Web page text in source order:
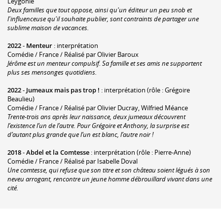
Deux familles que tout oppose, ainsi qu'un éditeur un peu snob et
l'influenceuse qu'il souhaite publier, sont contraints de partager une
sublime maison de vacances.
2022- Menteur : interprétation
Comédie / France / Réalisé par Olivier Baroux
Jérôme est un menteur compulsif. Sa famille et ses amis ne supportent
plus ses mensonges quotidiens.
2022- Jumeaux mais pas trop ! : interprétation (rôle : Grégoire
Beaulieu)
Comédie / France / Réalisé par Olivier Ducray, Wilfried Méance
Trente-trois ans après leur naissance, deux jumeaux découvrent
l’existence l’un de l’autre. Pour Grégoire et Anthony, la surprise est
d’autant plus grande que l’un est blanc, l’autre noir !
2018-Abdel et la Comtesse : interprétation (rôle : Pierre-Anne)
Comédie / France / Réalisé par Isabelle Doval
Une comtesse, qui refuse que son titre et son château soient légués à son
neveu arrogant, rencontre un jeune homme débrouillard vivant dans une
cité.